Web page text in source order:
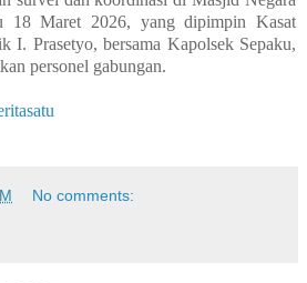
18 Maret 2026, yang dipimpin Kasat
I. Prasetyo, bersama Kapolsek Sepaku,
personel gabungan.
No comments: